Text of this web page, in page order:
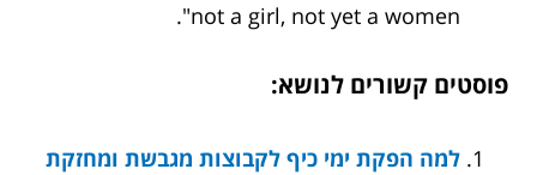
not a girl, not yet a women".
פוסטים קשורים לנושא:
למה הפקת ימי כיף לקבוצות מגבשת ומחזקת